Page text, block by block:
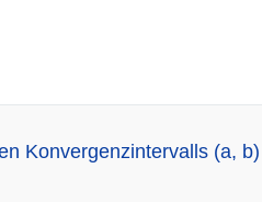
Konvergenzintervalls (a,